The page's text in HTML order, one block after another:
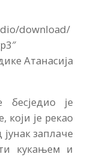
download/
Атанасија
је
који је рекао
заплаче
кукањем и